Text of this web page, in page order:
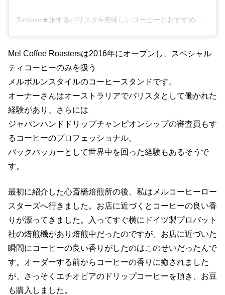
Mel Coffee Roastersは2016年にオープンし、スペシャル
ティコーヒーのみを扱う
メルボルンスタイルのコーヒースタンドです。
オーナーさんはオーストラリアでバリスタとして働かれた
経験があり、さらには
ジャパンハンドドリップチャンピオンシップの審査員もす
るコーヒーのプロフェッショナル。
バックパッカーとして世界中を回った経験もあるそうで
す。
最初に紹介した心斎橋焙煎所の後、私はメルコーヒーロー
スターズへ行きました。お店に近づくとコーヒーの良い香
りが漂ってきました。入ってすぐ横にドイツ製プロバット
社の焙煎機があり焙煎中だったのですが、お店に近づいた
瞬間にコーヒーの良い香りがしたのはこのせいだったんで
す。オーダーする前からコーヒーの香りに癒されました
が、さっそくエチオピアのドリップコーヒーを頂き、お豆
も購入しました。